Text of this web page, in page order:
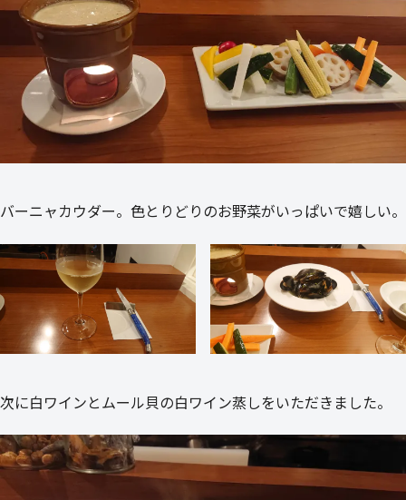
バーニャカウダー。色とりどりのお野菜がいっぱいで嬉しい。
次に白ワインとムール貝の白ワイン蒸しをいただきました。